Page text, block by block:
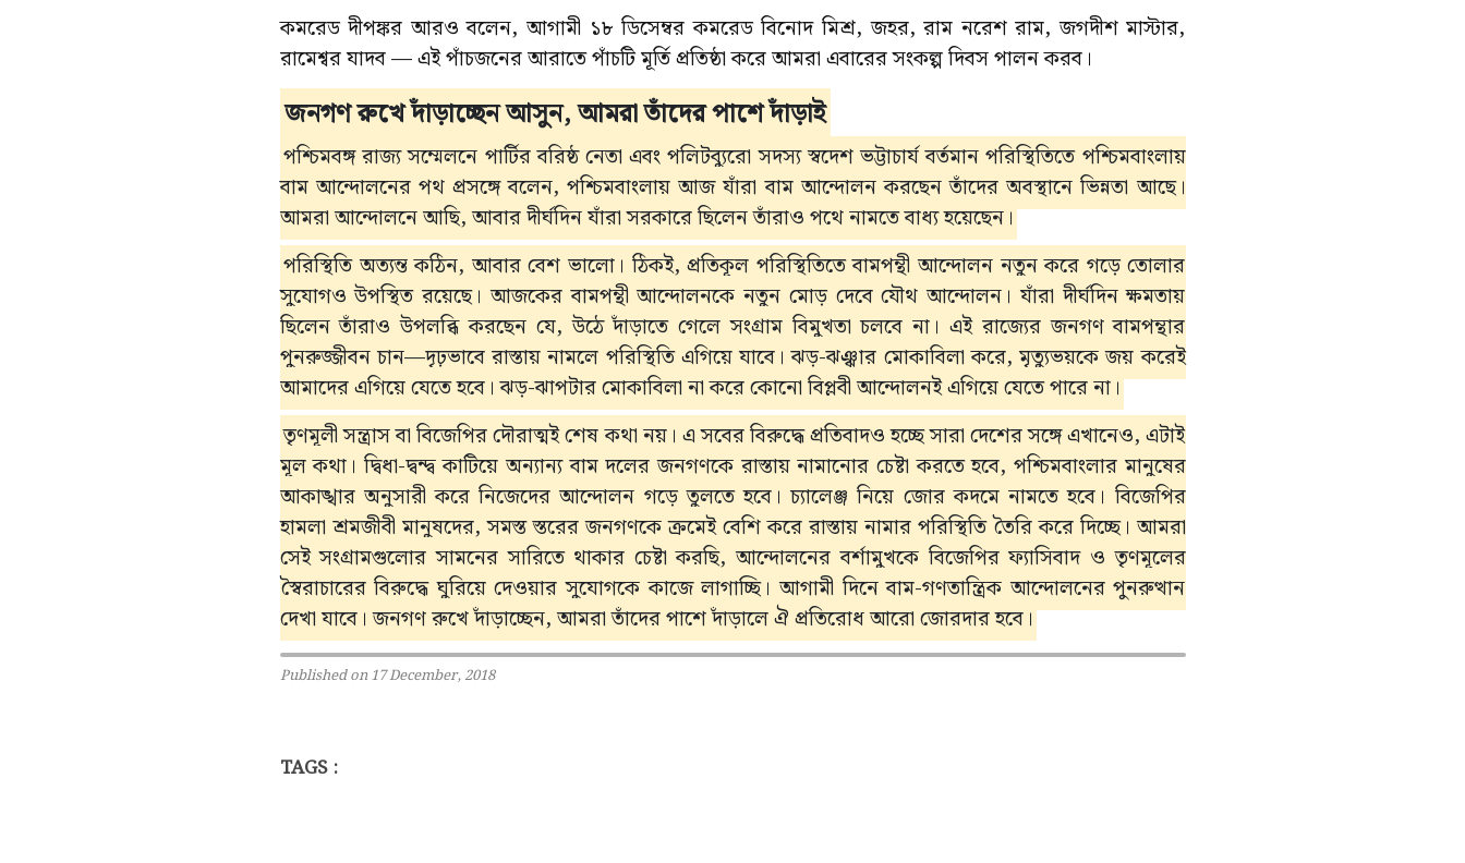
কমরেড দীপঙ্কর আরও বলেন, আগামী ১৮ ডিসেম্বর কমরেড বিনোদ মিশ্র, জহর, রাম নরেশ রাম, জগদীশ মাস্টার,
রামেশ্বর যাদব — এই পাঁচজনের আরাতে পাঁচটি মূর্তি প্রতিষ্ঠা করে আমরা এবারের সংকল্প দিবস পালন করব।
জনগণ রুখে দাঁড়াচ্ছেন আসুন, আমরা তাঁদের পাশে দাঁড়াই
পশ্চিমবঙ্গ রাজ্য সম্মেলনে পার্টির বরিষ্ঠ নেতা এবং পলিটব্যুরো সদস্য স্বদেশ ভট্টাচার্য বর্তমান পরিস্থিতিতে পশ্চিমবাংলায়
বাম আন্দোলনের পথ প্রসঙ্গে বলেন, পশ্চিমবাংলায় আজ যাঁরা বাম আন্দোলন করছেন তাঁদের অবস্থানে ভিন্নতা আছে।
আমরা আন্দোলনে আছি, আবার দীর্ঘদিন যাঁরা সরকারে ছিলেন তাঁরাও পথে নামতে বাধ্য হয়েছেন।
পরিস্থিতি অত্যন্ত কঠিন, আবার বেশ ভালো। ঠিকই, প্রতিকূল পরিস্থিতিতে বামপন্থী আন্দোলন নতুন করে গড়ে তোলার
সুযোগও উপস্থিত রয়েছে। আজকের বামপন্থী আন্দোলনকে নতুন মোড় দেবে যৌথ আন্দোলন। যাঁরা দীর্ঘদিন ক্ষমতায়
ছিলেন তাঁরাও উপলব্ধি করছেন যে, উঠে দাঁড়াতে গেলে সংগ্রাম বিমুখতা চলবে না। এই রাজ্যের জনগণ বামপন্থার
পুনরুজ্জীবন চান—দৃঢ়ভাবে রাস্তায় নামলে পরিস্থিতি এগিয়ে যাবে। ঝড়-ঝঞ্ঝার মোকাবিলা করে, মৃত্যুভয়কে জয় করেই
আমাদের এগিয়ে যেতে হবে। ঝড়-ঝাপটার মোকাবিলা না করে কোনো বিপ্লবী আন্দোলনই এগিয়ে যেতে পারে না।
তৃণমূলী সন্ত্রাস বা বিজেপির দৌরাত্মই শেষ কথা নয়। এ সবের বিরুদ্ধে প্রতিবাদও হচ্ছে সারা দেশের সঙ্গে এখানেও, এটাই
মূল কথা। দ্বিধা-দ্বন্দ্ব কাটিয়ে অন্যান্য বাম দলের জনগণকে রাস্তায় নামানোর চেষ্টা করতে হবে, পশ্চিমবাংলার মানুষের
আকাঙ্খার অনুসারী করে নিজেদের আন্দোলন গড়ে তুলতে হবে। চ্যালেঞ্জ নিয়ে জোর কদমে নামতে হবে। বিজেপির
হামলা শ্রমজীবী মানুষদের, সমস্ত স্তরের জনগণকে ক্রমেই বেশি করে রাস্তায় নামার পরিস্থিতি তৈরি করে দিচ্ছে। আমরা
সেই সংগ্রামগুলোর সামনের সারিতে থাকার চেষ্টা করছি, আন্দোলনের বর্শামুখকে বিজেপির ফ্যাসিবাদ ও তৃণমূলের
স্বৈরাচারের বিরুদ্ধে ঘুরিয়ে দেওয়ার সুযোগকে কাজে লাগাচ্ছি। আগামী দিনে বাম-গণতান্ত্রিক আন্দোলনের পুনরুত্থান
দেখা যাবে। জনগণ রুখে দাঁড়াচ্ছেন, আমরা তাঁদের পাশে দাঁড়ালে ঐ প্রতিরোধ আরো জোরদার হবে।
Published on 17 December, 2018
TAGS :